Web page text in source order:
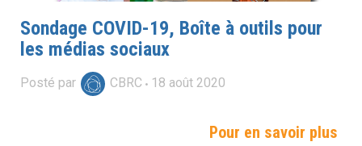
Sondage COVID-19, Boîte à outils pour
les médias sociaux
Posté par CBRC 18 août 2020
Pour en savoir plus